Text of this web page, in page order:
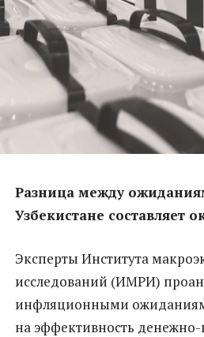
Разница между
Узбекистане составляет
Эксперты Института
исследований (ИМРИ)
инфляционными
на эффективность